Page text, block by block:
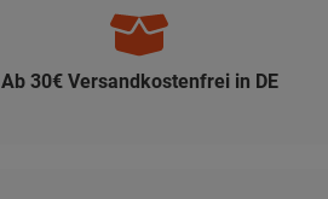
Ab 30€ Versandkostenfrei in DE